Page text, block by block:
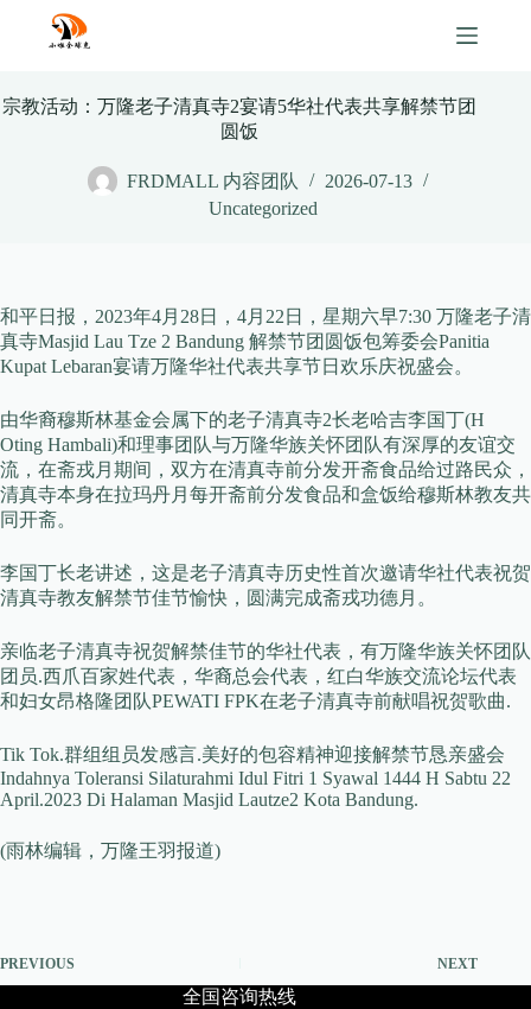
content
宗教活动：万隆老子清真寺2宴请5华社代表共享解禁节团
圆饭
FRDMALL 内容团队
2026-07-13
Uncategorized
和平日报，2023年4月28日，4月22日，星期六早7:30 万隆老子清
真寺Masjid Lau Tze 2 Bandung 解禁节团圆饭包筹委会Panitia
Kupat Lebaran宴请万隆华社代表共享节日欢乐庆祝盛会。
由华裔穆斯林基金会属下的老子清真寺2长老哈吉李国丁(H
Oting Hambali)和理事团队与万隆华族关怀团队有深厚的友谊交
流，在斋戎月期间，双方在清真寺前分发开斋食品给过路民众，
清真寺本身在拉玛丹月每开斋前分发食品和盒饭给穆斯林教友共
同开斋。
李国丁长老讲述，这是老子清真寺历史性首次邀请华社代表祝贺
清真寺教友解禁节佳节愉快，圆满完成斋戎功德月。
亲临老子清真寺祝贺解禁佳节的华社代表，有万隆华族关怀团队
团员.西爪百家姓代表，华裔总会代表，红白华族交流论坛代表
和妇女昂格隆团队PEWATI FPK在老子清真寺前献唱祝贺歌曲.
Tik Tok.群组组员发感言.美好的包容精神迎接解禁节恳亲盛会
Indahnya Toleransi Silaturahmi Idul Fitri 1 Syawal 1444 H Sabtu 22
April.2023 Di Halaman Masjid Lautze2 Kota Bandung.
(雨林编辑，万隆王羽报道)
PREVIOUS NEXT
全国咨询热线